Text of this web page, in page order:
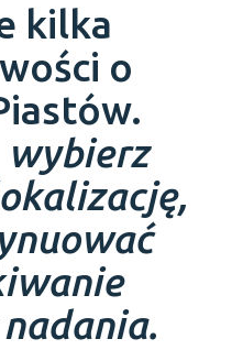
kilka
o
wybierz